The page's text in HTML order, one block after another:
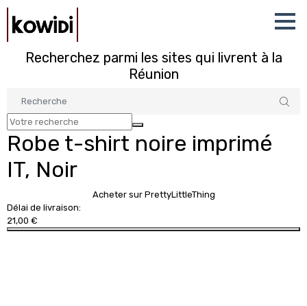
Recherchez parmi les sites qui livrent à la
Réunion
Robe t-shirt noire imprimé
IT, Noir
Acheter sur PrettyLittleThing
Délai de livraison:
21,00 €